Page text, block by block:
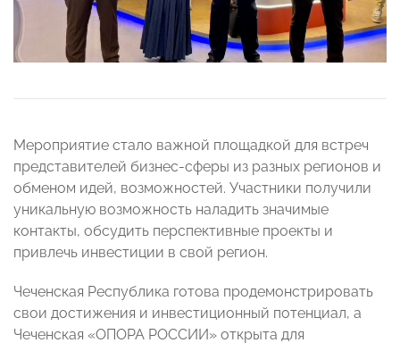
Мероприятие стало важной площадкой для встреч
представителей бизнес-сферы из разных регионов и
обменом идей, возможностей. Участники получили
уникальную возможность наладить значимые
контакты, обсудить перспективные проекты и
привлечь инвестиции в свой регион.
Чеченская Республика готова продемонстрировать
свои достижения и инвестиционный потенциал, а
Чеченская «ОПОРА РОССИИ» открыта для